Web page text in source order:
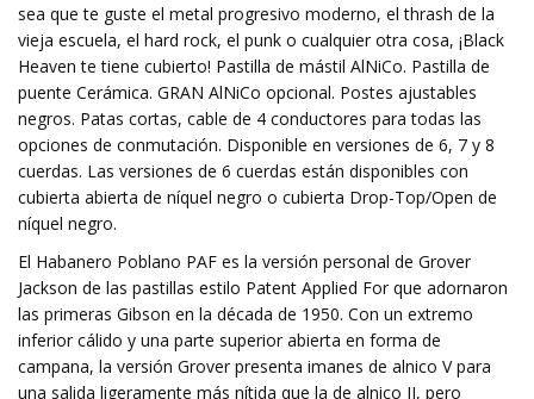
sea que te guste el metal progresivo moderno, el thrash de la
vieja escuela, el hard rock, el punk o cualquier otra cosa, ¡Black
Heaven te tiene cubierto! Pastilla de mástil AlNiCo. Pastilla de
puente Cerámica. GRAN AlNiCo opcional. Postes ajustables
negros. Patas cortas, cable de 4 conductores para todas las
opciones de conmutación. Disponible en versiones de 6, 7 y 8
cuerdas. Las versiones de 6 cuerdas están disponibles con
cubierta abierta de níquel negro o cubierta Drop-Top/Open de
níquel negro.
El Habanero Poblano PAF es la versión personal de Grover
Jackson de las pastillas estilo Patent Applied For que adornaron
las primeras Gibson en la década de 1950. Con un extremo
inferior cálido y una parte superior abierta en forma de
campana, la versión Grover presenta imanes de alnico V para
una salida ligeramente más nítida que la de alnico II, pero